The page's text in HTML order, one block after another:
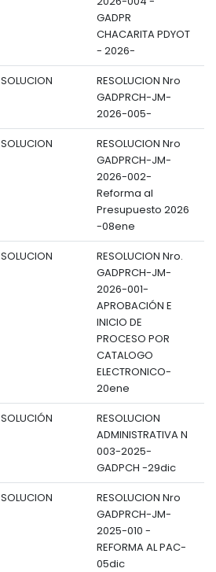
GADPR
CHACARITA PDYOT
- 2026-
RESOLUCION Nro
GADPRCH-JM-
2026-005-
RESOLUCION Nro
GADPRCH-JM-
2026-002-
Reforma al
Presupuesto 2026
-08ene
RESOLUCION Nro.
GADPRCH-JM-
2026-001-
APROBACIÓN E
INICIO DE
PROCESO POR
CATALOGO
ELECTRONICO-
20ene
RESOLUCION
ADMINISTRATIVA N
003-2025-
GADPCH -29dic
RESOLUCION Nro
GADPRCH-JM-
2025-010 -
REFORMA AL PAC-
05dic